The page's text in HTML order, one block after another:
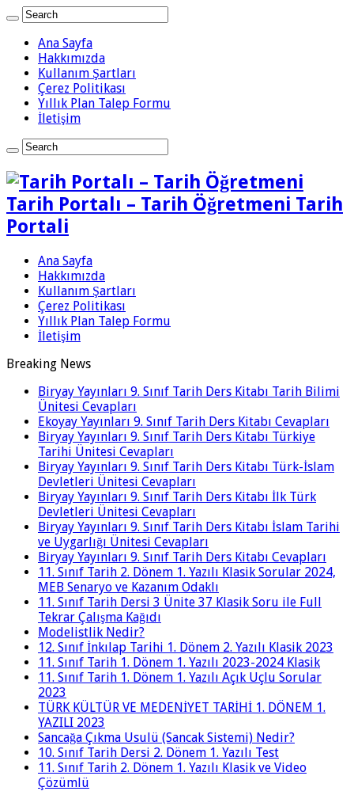
Ana Sayfa
Hakkımızda
Kullanım Şartları
Çerez Politikası
Yıllık Plan Talep Formu
İletişim
Tarih Portalı – Tarih Öğretmeni Tarih
Portali
Ana Sayfa
Hakkımızda
Kullanım Şartları
Çerez Politikası
Yıllık Plan Talep Formu
İletişim
Breaking News
Biryay Yayınları 9. Sınıf Tarih Ders Kitabı Tarih Bilimi
Ünitesi Cevapları
Ekoyay Yayınları 9. Sınıf Tarih Ders Kitabı Cevapları
Biryay Yayınları 9. Sınıf Tarih Ders Kitabı Türkiye
Tarihi Ünitesi Cevapları
Biryay Yayınları 9. Sınıf Tarih Ders Kitabı Türk-İslam
Devletleri Ünitesi Cevapları
Biryay Yayınları 9. Sınıf Tarih Ders Kitabı İlk Türk
Devletleri Ünitesi Cevapları
Biryay Yayınları 9. Sınıf Tarih Ders Kitabı İslam Tarihi
ve Uygarlığı Ünitesi Cevapları
Biryay Yayınları 9. Sınıf Tarih Ders Kitabı Cevapları
11. Sınıf Tarih 2. Dönem 1. Yazılı Klasik Sorular 2024,
MEB Senaryo ve Kazanım Odaklı
11. Sınıf Tarih Dersi 3 Ünite 37 Klasik Soru ile Full
Tekrar Çalışma Kağıdı
Modelistlik Nedir?
12. Sınıf İnkılap Tarihi 1. Dönem 2. Yazılı Klasik 2023
11. Sınıf Tarih 1. Dönem 1. Yazılı 2023-2024 Klasik
11. Sınıf Tarih 1. Dönem 1. Yazılı Açık Uçlu Sorular
2023
TÜRK KÜLTÜR VE MEDENİYET TARİHİ 1. DÖNEM 1.
YAZILI 2023
Sancağa Çıkma Usulü (Sancak Sistemi) Nedir?
10. Sınıf Tarih Dersi 2. Dönem 1. Yazılı Test
11. Sınıf Tarih 2. Dönem 1. Yazılı Klasik ve Video
Çözümlü